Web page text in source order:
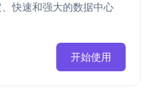
快速和强大的数据中心
开始使用